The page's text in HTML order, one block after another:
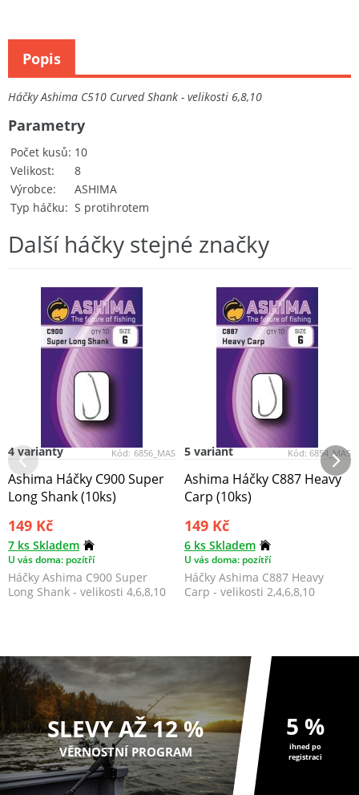
Háčky Ashima C510 Curved Shank - velikosti 6,8,10
Počet kusů 10
Velikost
8
Výrobce
ASHIMA
Typ háčku
S protihrotem
Parametry
Popis
Další háčky stejné značky
Kód: 6856_MAS
4 varianty
Ashima Háčky C900 Super
Long Shank (10ks)
149 Kč
7 ks Skladem
U vás doma: pozítří
Háčky Ashima C900 Super
Long Shank - velikosti 4,6,8,10
Kód: 6854_MAS
5 variant
Ashima Háčky C887 Heavy
Carp (10ks)
149 Kč
6 ks Skladem
U vás doma: pozítří
Háčky Ashima C887 Heavy
Carp - velikosti 2,4,6,8,10
SLEVY AŽ 12 %
VĚRNOSTNÍ PROGRAM
5 %
ihned po
registraci